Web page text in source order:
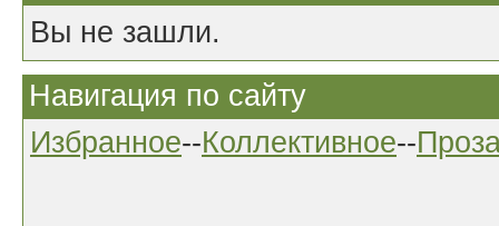
Вы не зашли.
Навигация по сайту
Избранное--Коллективное--